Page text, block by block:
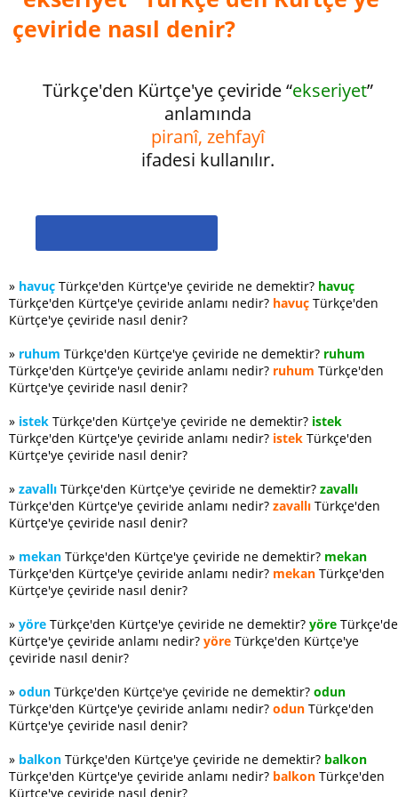
çeviride nasıl denir?
Türkçe'den Kürtçe'ye çeviride “ekseriyet”
anlamında
piranî, zehfayî
ifadesi kullanılır.
» havuç Türkçe'den Kürtçe'ye çeviride ne demektir? havuç
Türkçe'den Kürtçe'ye çeviride anlamı nedir? havuç Türkçe'den
Kürtçe'ye çeviride nasıl denir?
» ruhum Türkçe'den Kürtçe'ye çeviride ne demektir? ruhum
Türkçe'den Kürtçe'ye çeviride anlamı nedir? ruhum Türkçe'den
Kürtçe'ye çeviride nasıl denir?
» istek Türkçe'den Kürtçe'ye çeviride ne demektir? istek
Türkçe'den Kürtçe'ye çeviride anlamı nedir? istek Türkçe'den
Kürtçe'ye çeviride nasıl denir?
» zavallı Türkçe'den Kürtçe'ye çeviride ne demektir? zavallı
Türkçe'den Kürtçe'ye çeviride anlamı nedir? zavallı Türkçe'den
Kürtçe'ye çeviride nasıl denir?
» mekan Türkçe'den Kürtçe'ye çeviride ne demektir? mekan
Türkçe'den Kürtçe'ye çeviride anlamı nedir? mekan Türkçe'den
Kürtçe'ye çeviride nasıl denir?
» yöre Türkçe'den Kürtçe'ye çeviride ne demektir? yöre
Kürtçe'ye çeviride anlamı nedir? yöre Türkçe'den Kürtçe'ye
çeviride nasıl denir?
» odun Türkçe'den Kürtçe'ye çeviride ne demektir? odun
Türkçe'den Kürtçe'ye çeviride anlamı nedir? odun Türkçe'den
Kürtçe'ye çeviride nasıl denir?
» balkon Türkçe'den Kürtçe'ye çeviride ne demektir? balkon
Türkçe'den Kürtçe'ye çeviride anlamı nedir? balkon Türkçe'den
Kürtçe'ye çeviride nasıl denir?